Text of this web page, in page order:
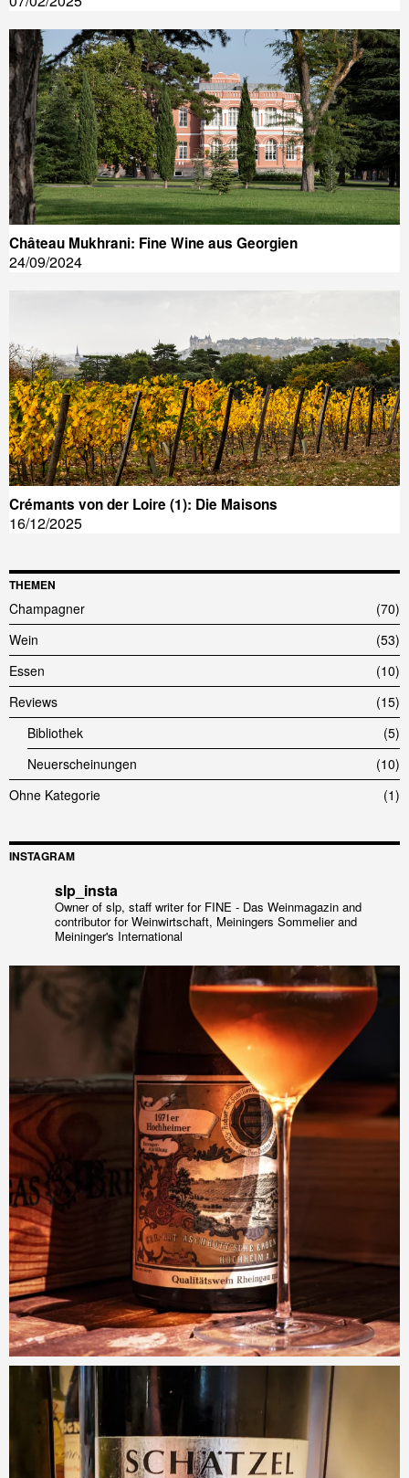
Château Mukhrani: Fine Wine aus Georgien
24/09/2024
Crémants von der Loire (1): Die Maisons
16/12/2025
THEMEN
Champagner
70
Wein
53
Essen
10
Reviews
15
Bibliothek
5
Neuerscheinungen
10
Ohne Kategorie
1
INSTAGRAM
slp_insta
Owner of slp, staff writer for FINE - Das Weinmagazin and
contributor for Weinwirtschaft, Meiningers Sommelier and
Meininger's International